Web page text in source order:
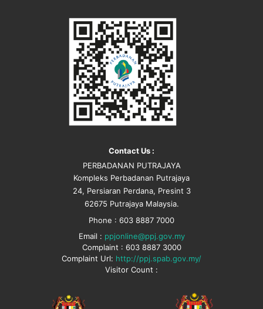
Contact Us :
PERBADANAN PUTRAJAYA
Kompleks Perbadanan Putrajaya
24, Persiaran Perdana, Presint 3
62675 Putrajaya Malaysia.
Phone : 603 8887 7000
Email : ppjonline@ppj.gov.my
Complaint : 603 8887 3000
Complaint Url: http://ppj.spab.gov.my/
Visitor Count :